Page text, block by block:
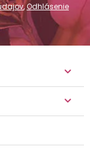
,Odhlásenie